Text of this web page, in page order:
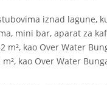
iznad lagune,
mini bar, aparat za
m², kao Over Water
m², kao Over Water